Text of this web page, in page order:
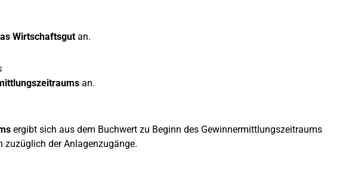
Wirtschaftsgutan.
an.
ergibt sich aus dem Buchwert zu Beginn des Gewinnermittlungszeitraums
zuzüglich der Anlagenzugänge.